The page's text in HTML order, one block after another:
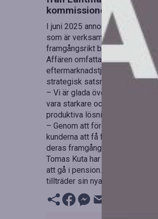
kommissionen.
I juni 2025 annonserades att
som är verksam i Sverige,
framgångsrikt blivit en del av
Affären omfattar hela Swecons
eftermarknadstjänster, kontor
strategisk satsning för att
– Vi är glada över att välkomna
vara starkare och bättre
produktiva lösningar, säger hon.
– Genom att förena våra
kunderna att få fortsatt pålitligt
deras framgång, säger han.
Tomas Kuta har utsetts till ny
att gå i pension. Kuta har
tillträder sin nya tjänst den 1